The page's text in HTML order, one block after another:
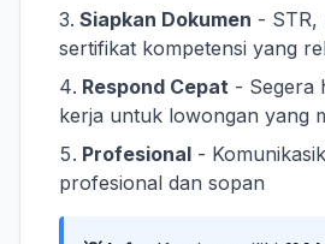
Siapkan Dokumen - STR,
sertifikat kompetensi yang
Respond Cepat - Segera
kerja untuk lowongan yang
Profesional -
profesional dan sopan